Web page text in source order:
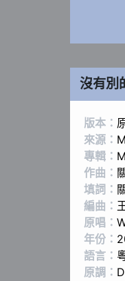
沒有別
版本：
來源：
專輯：
作曲：
填詞：
編曲：
原唱：
年份：
語言：
原調：